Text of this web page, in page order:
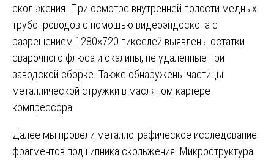
скольжения. При осмотре внутренней полости медных
трубопроводов с помощью видеоэндоскопа с
разрешением 1280×720 пикселей выявлены остатки
сварочного флюса и окалины, не удалённые при
заводской сборке. Также обнаружены частицы
металлической стружки в масляном картере
компрессора.
Далее мы провели металлографическое исследование
фрагментов подшипника скольжения. Микроструктура